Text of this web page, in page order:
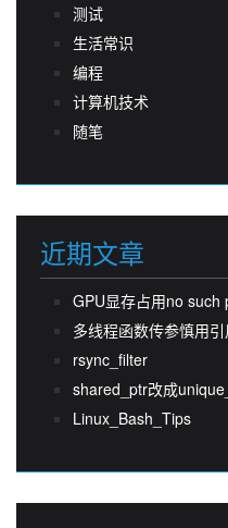
测试
生活常识
编程
计算机技术
随笔
近期文章
GPU显存占用no such
多线程函数传参慎用引
rsync_filter
shared_ptr改成
Linux_Bash_Tips